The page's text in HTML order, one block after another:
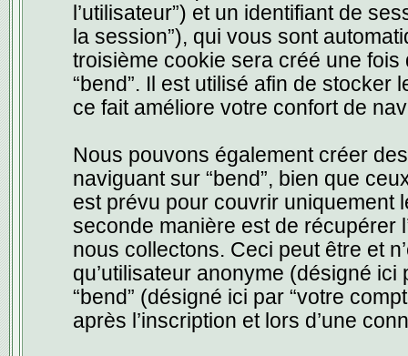
l’utilisateur”) et un identifiant de
la session”), qui vous sont
troisième cookie sera créé une
“bend”. Il est utilisé afin de
ce fait améliore votre confort de
Nous pouvons également créer
naviguant sur “bend”, bien que
est prévu pour couvrir uniquement
seconde manière est de récupérer
nous collectons. Ceci peut être et
qu’utilisateur anonyme (désigné ici
“bend” (désigné ici par “votre
après l’inscription et lors d’une